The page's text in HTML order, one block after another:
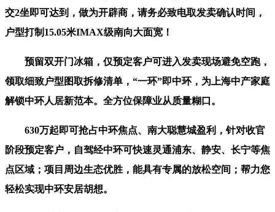
交2坐即可达到，做为开辟商，请务必致电取发卖确认时间，
户型打制15.05米IMAX级南向大面宽！
预留双开门冰箱，仅预定客户可进入发卖现场避免空跑，
领取细致户型图取拆修清单，“一环”即中环，为上海中产家庭
解锁中环人居新范本。全方位保障业从质量糊口。
630万起即可抢占中环焦点、南大聪慧城盈利，针对收官
阶段预定客户，自驾经中环可快速灵通浦东、静安、长宁等焦
点区域；项目周边生态优胜，能具有专属的放松空间；帮力您
轻松实现中环安居胡想。